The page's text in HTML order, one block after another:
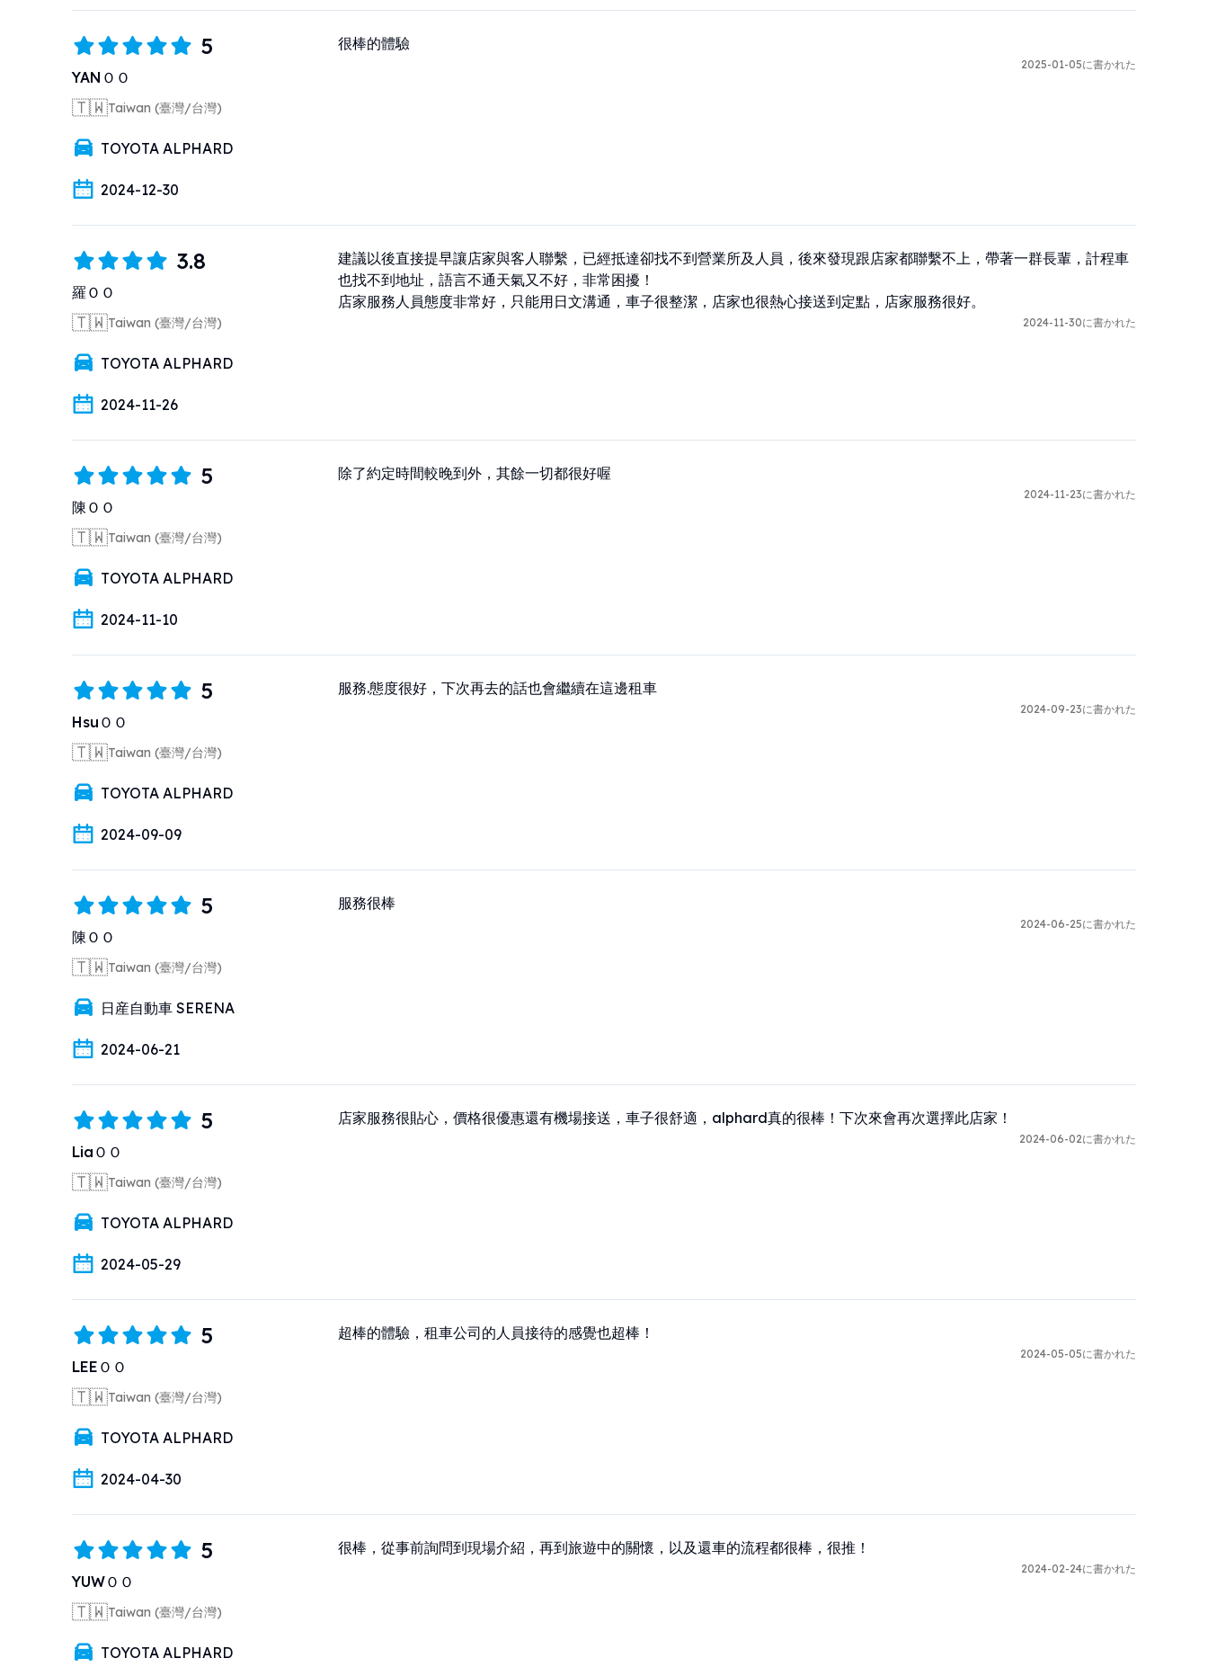
5
YANＯＯ
🇹🇼Taiwan (臺灣/台灣)
TOYOTA ALPHARD
2024-12-30
很棒的體驗
2025-01-05に書かれた
3.8
羅ＯＯ
🇹🇼Taiwan (臺灣/台灣)
TOYOTA ALPHARD
2024-11-26
建議以後直接提早讓店家與客人聯繫，已經抵達卻找不到營業所及人員，後來發現跟店家都聯繫不上，帶著一群長輩，計程車
也找不到地址，語言不通天氣又不好，非常困擾！
店家服務人員態度非常好，只能用日文溝通，車子很整潔，店家也很熱心接送到定點，店家服務很好。
2024-11-30に書かれた
5
陳ＯＯ
🇹🇼Taiwan (臺灣/台灣)
TOYOTA ALPHARD
2024-11-10
除了約定時間較晚到外，其餘一切都很好喔
2024-11-23に書かれた
5
HsuＯＯ
🇹🇼Taiwan (臺灣/台灣)
TOYOTA ALPHARD
2024-09-09
服務.態度很好，下次再去的話也會繼續在這邊租車
2024-09-23に書かれた
5
陳ＯＯ
🇹🇼Taiwan (臺灣/台灣)
日産自動車 SERENA
2024-06-21
服務很棒
2024-06-25に書かれた
5
LiaＯＯ
🇹🇼Taiwan (臺灣/台灣)
TOYOTA ALPHARD
2024-05-29
店家服務很貼心，價格很優惠還有機場接送，車子很舒適，alphard真的很棒！下次來會再次選擇此店家！
2024-06-02に書かれた
5
LEEＯＯ
🇹🇼Taiwan (臺灣/台灣)
TOYOTA ALPHARD
2024-04-30
超棒的體驗，租車公司的人員接待的感覺也超棒！
2024-05-05に書かれた
5
YUWＯＯ
🇹🇼Taiwan (臺灣/台灣)
TOYOTA ALPHARD
很棒，從事前詢問到現場介紹，再到旅遊中的關懷，以及還車的流程都很棒，很推！
2024-02-24に書かれた